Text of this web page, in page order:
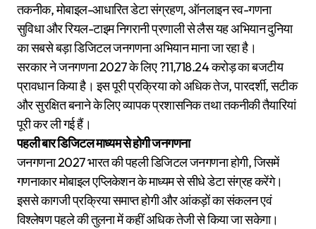
तकनीक, मोबाइल-आधारित डेटा संग्रहण, ऑनलाइन स्व-गणना
सुविधा और रियल-टाइम निगरानी प्रणाली से लैस यह अभियान दुनिया
का सबसे बड़ा डिजिटल जनगणना अभियान माना जा रहा है।
सरकार ने जनगणना 2027 के लिए ?11,718.24 करोड़ का बजटीय
प्रावधान किया है। इस पूरी प्रक्रिया को अधिक तेज, पारदर्शी, सटीक
और सुरक्षित बनाने के लिए व्यापक प्रशासनिक तथा तकनीकी तैयारियां
पूरी कर ली गई हैं।
पहली बार डिजिटल माध्यम से होगी जनगणना
जनगणना 2027 भारत की पहली डिजिटल जनगणना होगी, जिसमें
गणनाकार मोबाइल एप्लिकेशन के माध्यम से सीधे डेटा संग्रह करेंगे।
इससे कागजी प्रक्रिया समाप्त होगी और आंकड़ों का संकलन एवं
विश्लेषण पहले की तुलना में कहीं अधिक तेजी से किया जा सकेगा।